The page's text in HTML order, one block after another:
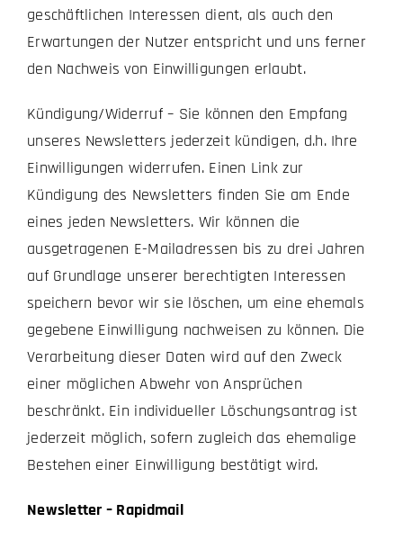
geschäftlichen Interessen dient, als auch den
Erwartungen der Nutzer entspricht und uns ferner
den Nachweis von Einwilligungen erlaubt.
Kündigung/Widerruf – Sie können den Empfang
unseres Newsletters jederzeit kündigen, d.h. Ihre
Einwilligungen widerrufen. Einen Link zur
Kündigung des Newsletters finden Sie am Ende
eines jeden Newsletters. Wir können die
ausgetragenen E-Mailadressen bis zu drei Jahren
auf Grundlage unserer berechtigten Interessen
speichern bevor wir sie löschen, um eine ehemals
gegebene Einwilligung nachweisen zu können. Die
Verarbeitung dieser Daten wird auf den Zweck
einer möglichen Abwehr von Ansprüchen
beschränkt. Ein individueller Löschungsantrag ist
jederzeit möglich, sofern zugleich das ehemalige
Bestehen einer Einwilligung bestätigt wird.
Newsletter – Rapidmail